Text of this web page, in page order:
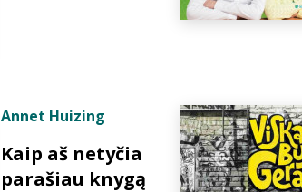
Annet Huizing
Kaip aš netyčia
parašiau knygą